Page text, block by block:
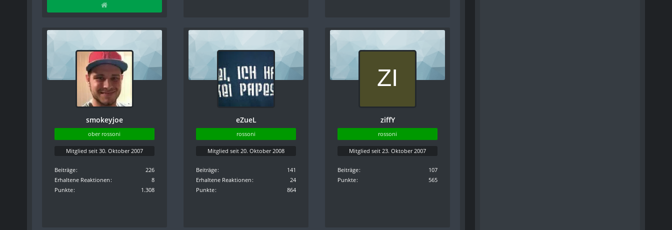
smokeyjoe
ober rossoni
Mitglied seit 30. Oktober 2007
Beiträge
226
Erhaltene Reaktionen
8
Punkte
1.308
eZueL
rossoni
Mitglied seit 20. Oktober 2008
Beiträge
141
Erhaltene Reaktionen
24
Punkte
864
ziffY
rossoni
Mitglied seit 23. Oktober 2007
Beiträge
107
Punkte
565